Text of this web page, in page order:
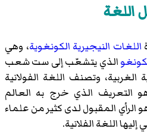
اللغة
اللغات النيجيرية الكونغوية، وهي
الذي يتشعّب إلى ست شعب
وتصنف اللغة الفولانية
الذي خرج به العالم
الرأي المقبول لدى كثير من علماء
اللغة الفلانية.